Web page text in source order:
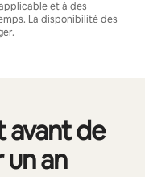
et à des
La disponibilité des
avant de
an